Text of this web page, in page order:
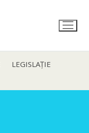
LEGISLAȚIE